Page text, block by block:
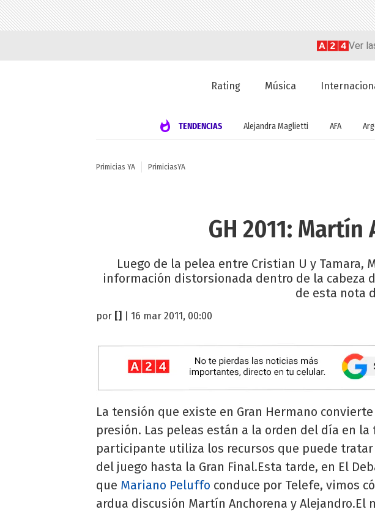
Ver
Rating Música
TENDENCIAS Alejandra Maglietti AFA
Primicias YA PrimiciasYA
GH 2011:
Luego de la pelea entre Cristian U y
información distorsionada dentro de la cabeza
de esta nota
por | 16 mar 2011, 00:00
La tensión que existe en Gran Hermano convierte
presión. Las peleas están a la orden del día en la
participante utiliza los recursos que puede
del juego hasta la Gran Final.Esta tarde, en El
que Mariano Peluffo conduce por Telefe, vimos
ardua discusión Martín Anchorena y Alejandro.El